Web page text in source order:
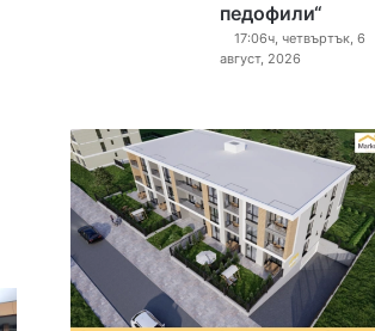
педофили“
17:06ч, четвъртък, 6
август, 2026